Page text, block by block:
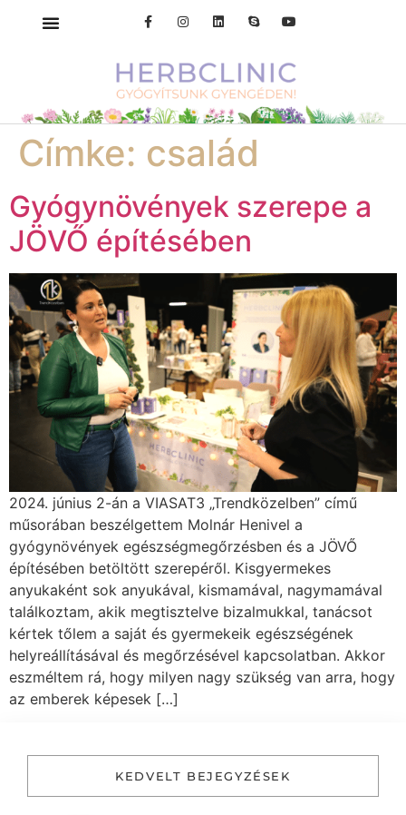
Címke: család
Gyógynövények szerepe a
JÖVŐ építésében
2024. június 2-án a VIASAT3 „Trendközelben” című
műsorában beszélgettem Molnár Henivel a
gyógynövények egészségmegőrzésben és a JÖVŐ
építésében betöltött szerepéről. Kisgyermekes
anyukaként sok anyukával, kismamával, nagymamával
találkoztam, akik megtisztelve bizalmukkal, tanácsot
kértek tőlem a saját és gyermekeik egészségének
helyreállításával és megőrzésével kapcsolatban. Akkor
eszméltem rá, hogy milyen nagy szükség van arra, hogy
az emberek képesek […]
KEDVELT BEJEGYZÉSEK